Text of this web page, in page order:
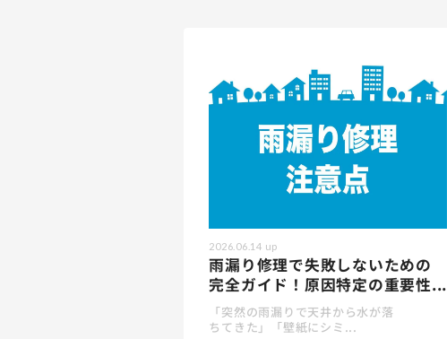
2026.06.14 up
雨漏り修理で失敗しないための
完全ガイド！原因特定の重要性...
「突然の雨漏りで天井から水が落
ちてきた」「壁紙にシミ...